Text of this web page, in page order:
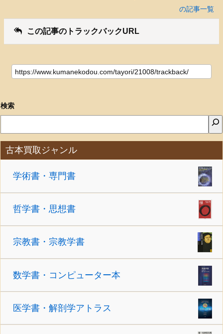
の記事一覧
この記事のトラックバックURL
検索
古本買取ジャンル
学術書・専門書
哲学書・思想書
宗教書・宗教学書
数学書・コンピューター本
医学書・解剖学アトラス